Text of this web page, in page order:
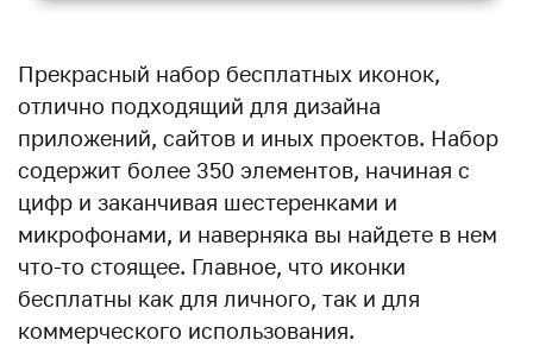
Прекрасный набор бесплатных иконок,
отлично подходящий для дизайна
приложений, сайтов и иных проектов. Набор
содержит более 350 элементов, начиная с
цифр и заканчивая шестеренками и
микрофонами, и наверняка вы найдете в нем
что-то стоящее. Главное, что иконки
бесплатны как для личного, так и для
коммерческого использования.